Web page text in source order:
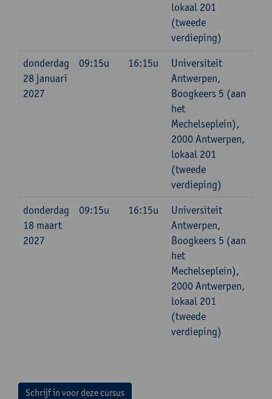
lokaal 201
(tweede
verdieping)
donderdag
28 januari
2027
09:15u 16:15u
Universiteit
Antwerpen,
Boogkeers 5 (aan
het
Mechelseplein),
2000 Antwerpen,
lokaal 201
(tweede
verdieping)
donderdag
18 maart
2027
09:15u 16:15u
Universiteit
Antwerpen,
Boogkeers 5 (aan
het
Mechelseplein),
2000 Antwerpen,
lokaal 201
(tweede
verdieping)
Schrijf in voor deze cursus